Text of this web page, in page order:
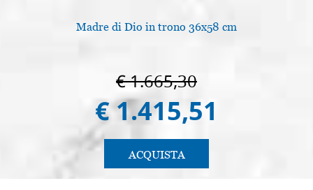
Madre di Dio in trono 36x58 cm
€ 1.665,30
€ 1.415,51
ACQUISTA